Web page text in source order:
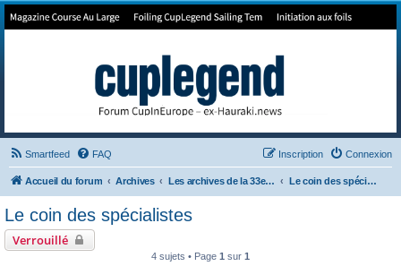
Forum de Cup In Europe
Smartfeed FAQ Connexion
Inscription
Accueil du forum Archives Les archives de la 33e America's Cup Le coin des spécialistes
Le coin des spécialistes
Verrouillé
4 sujets • Page 1 sur 1